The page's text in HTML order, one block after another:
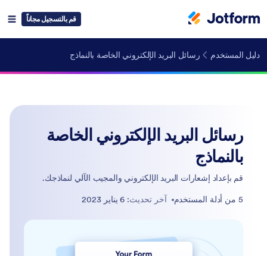
قم بالتسجيل مجاناً
دليل المستخدم رسائل البريد الإلكتروني الخاصة بالنماذج
رسائل البريد الإلكتروني الخاصة
بالنماذج
قم بإعداد إشعارات البريد الإلكتروني والمجيب الآلي لنماذجك.
5 من أدلة المستخدم
آخر تحديث: 6 يناير 2023